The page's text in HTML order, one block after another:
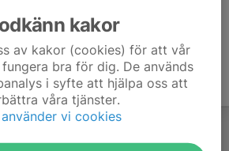
kakor
av kakor (cookies) för att vår
bra för dig. De används
i syfte att hjälpa oss att
våra tjänster.
använder vi cookies